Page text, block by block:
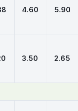
4.60 5.90
3.50 2.65